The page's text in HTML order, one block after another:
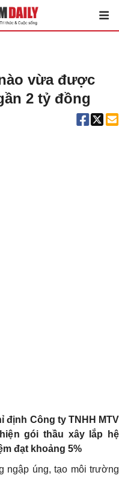
vừa được
2 tỷ đồng
định Công ty TNHH MTV
gói thầu xây lắp hệ
đạt khoảng 5%
ngập úng, tạo môi trường